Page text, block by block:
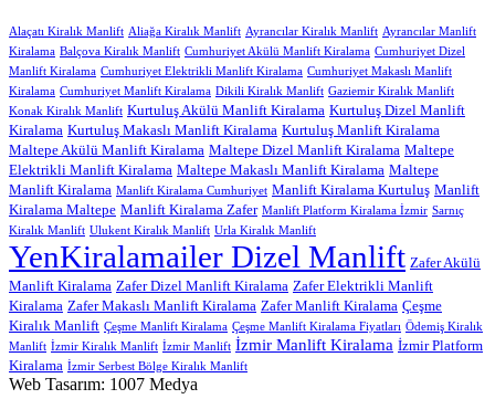
Alaçatı Kiralık Manlift Aliağa Kiralık Manlift Ayrancılar Kiralık Manlift Ayrancılar Manlift
Kiralama Balçova Kiralık Manlift Cumhuriyet Akülü Manlift Kiralama Cumhuriyet Dizel
Manlift Kiralama Cumhuriyet Elektrikli Manlift Kiralama Cumhuriyet Makaslı Manlift
Kiralama Cumhuriyet Manlift Kiralama Dikili Kiralık Manlift Gaziemir Kiralık Manlift
Konak Kiralık Manlift Kurtuluş Akülü Manlift Kiralama Kurtuluş Dizel Manlift
Kiralama Kurtuluş Makaslı Manlift Kiralama Kurtuluş Manlift Kiralama
Maltepe Akülü Manlift Kiralama Maltepe Dizel Manlift Kiralama Maltepe
Elektrikli Manlift Kiralama Maltepe Makaslı Manlift Kiralama Maltepe
Manlift Kiralama Manlift Kiralama Cumhuriyet Manlift Kiralama Kurtuluş Manlift
Kiralama Maltepe Manlift Kiralama Zafer Manlift Platform Kiralama İzmir Sarnıç
Kiralık Manlift Ulukent Kiralık Manlift Urla Kiralık Manlift
YenKiralamailer Dizel Manlift Zafer Akülü
Manlift Kiralama Zafer Dizel Manlift Kiralama Zafer Elektrikli Manlift
Kiralama Zafer Makaslı Manlift Kiralama Zafer Manlift Kiralama Çeşme
Kiralık Manlift Çeşme Manlift Kiralama Çeşme Manlift Kiralama Fiyatları Ödemiş Kiralık
Manlift İzmir Kiralık Manlift İzmir Manlift İzmir Manlift Kiralama İzmir Platform
Kiralama İzmir Serbest Bölge Kiralık Manlift
Web Tasarım: 1007 Medya